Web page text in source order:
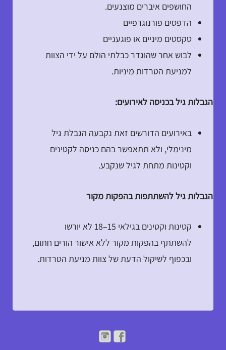
החושפים איברים מוצנעים.
הדפסים פורנוגרפיים
טקסטים מיניים או פוגעניים
לבוש אחר שהוגדר כבלתי הולם על ידי הצוות
למניעת הטרדות מיניות.
הגבלות גיל בכניסה לאירועים:
באירועים הדורשים זאת נקבעה הגבלת גיל
מינימלי, ולא תתאפשר בהם כניסה לקטינים
וקטינות מתחת לגיל שנקבע.
הגבלות גיל להשתתפות בהפקות מקור
קטינות וקטינים בגילאי 15–18 לא יורשו
להשתתף בהפקות מקור ללא אישור הורים חתום,
ובכפוף לשיקול הדעת של צוות מניעת הטרדות.